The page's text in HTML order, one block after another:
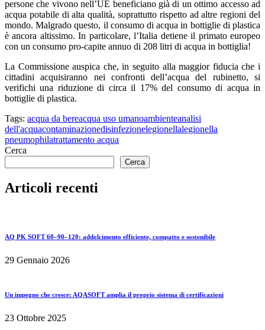
persone che vivono nell’UE beneficiano già di un ottimo accesso ad
acqua potabile di alta qualità, soprattutto rispetto ad altre regioni del
mondo. Malgrado questo, il consumo di acqua in bottiglie di plastica
è ancora altissimo. In particolare, l’Italia detiene il primato europeo
con un consumo pro-capite annuo di 208 litri di acqua in bottiglia!
La Commissione auspica che, in seguito alla maggior fiducia che i
cittadini acquisiranno nei confronti dell’acqua del rubinetto, si
verifichi una riduzione di circa il 17% del consumo di acqua in
bottiglie di plastica.
Tags: acqua da bereacqua uso umanoambienteanalisi
dell'acquacontaminazionedisinfezionelegionellalegionella
pneumophilatrattamento acqua
Cerca
Cerca
Articoli recenti
AQ PK SOFT 60–90–120: addolcimento efficiente, compatto e sostenibile
29 Gennaio 2026
Un impegno che cresce: AQASOFT amplia il proprio sistema di certificazioni
23 Ottobre 2025